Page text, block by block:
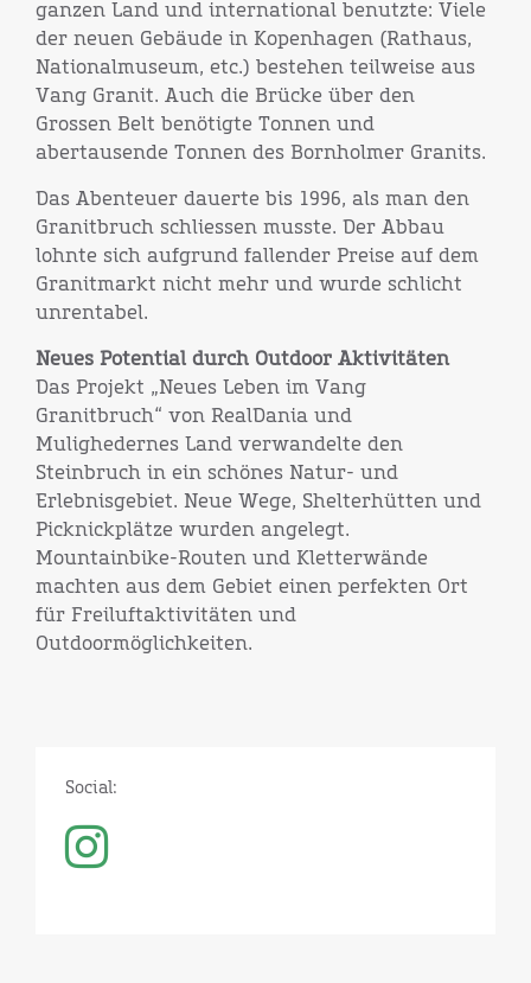
ganzen Land und international benutzte: Viele
der neuen Gebäude in Kopenhagen (Rathaus,
Nationalmuseum, etc.) bestehen teilweise aus
Vang Granit. Auch die Brücke über den
Grossen Belt benötigte Tonnen und
abertausende Tonnen des Bornholmer Granits.
Das Abenteuer dauerte bis 1996, als man den
Granitbruch schliessen musste. Der Abbau
lohnte sich aufgrund fallender Preise auf dem
Granitmarkt nicht mehr und wurde schlicht
unrentabel.
Neues Potential durch Outdoor Aktivitäten
Das Projekt „Neues Leben im Vang
Granitbruch“ von RealDania und
Mulighedernes Land verwandelte den
Steinbruch in ein schönes Natur- und
Erlebnisgebiet. Neue Wege, Shelterhütten und
Picknickplätze wurden angelegt.
Mountainbike-Routen und Kletterwände
machten aus dem Gebiet einen perfekten Ort
für Freiluftaktivitäten und
Outdoormöglichkeiten.
Social: